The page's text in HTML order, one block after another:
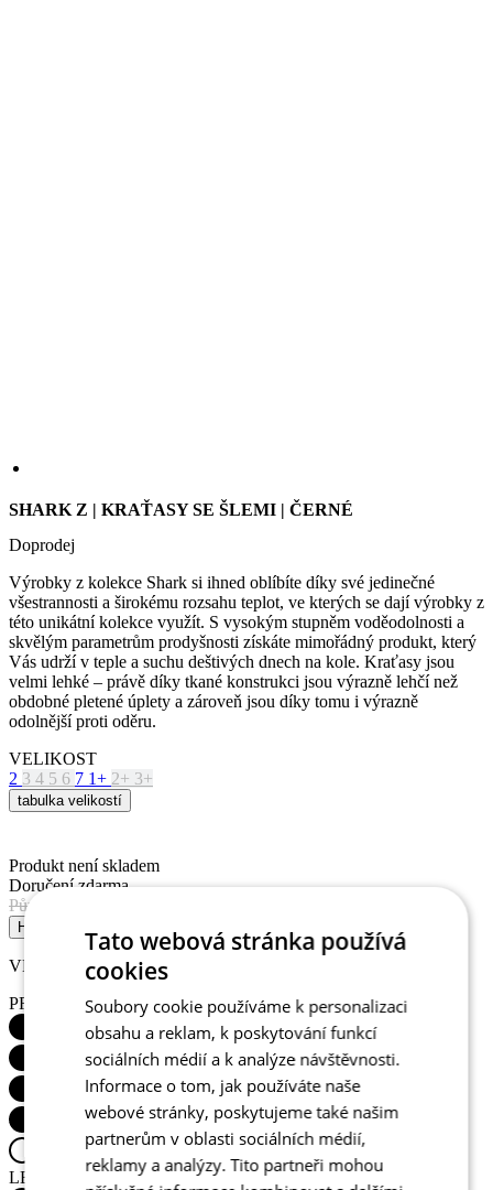
všestrannosti a širokému rozsahu teplot, ve kterých se dají výrobky z
skvělým parametrům prodyšnosti získáte mimořádný produkt, který
velmi lehké – právě díky tkané konstrukci jsou výrazně lehčí než
obdobné pletené úplety a zároveň jsou díky tomu i výrazně
odolnější proti oděru.
VELIKOST
2 3 4 5 6 7 1+ 2+ 3+
tabulka velikostí
Produkt není skladem
Doručení zdarma
Původní cena5 490 Kč
VLASTNOSTI PRODUKTU
PRODYŠNOST
LEHKOST
Tato webová stránka používá
cookies
Soubory cookie používáme k personalizaci
obsahu a reklam, k poskytování funkcí
sociálních médií a k analýze návštěvnosti.
Informace o tom, jak používáte naše
webové stránky, poskytujeme také našim
partnerům v oblasti sociálních médií,
reklamy a analýzy. Tito partneři mohou